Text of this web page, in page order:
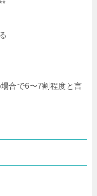
合で6〜7割程度と言